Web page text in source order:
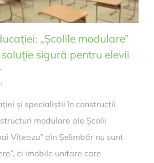
„Școlile modulare”
sigură pentru elevii
și specialiștii în construcții
modulare ale Școlii
Viteazu” din Șelimbăr nu sunt
ci imobile unitare care